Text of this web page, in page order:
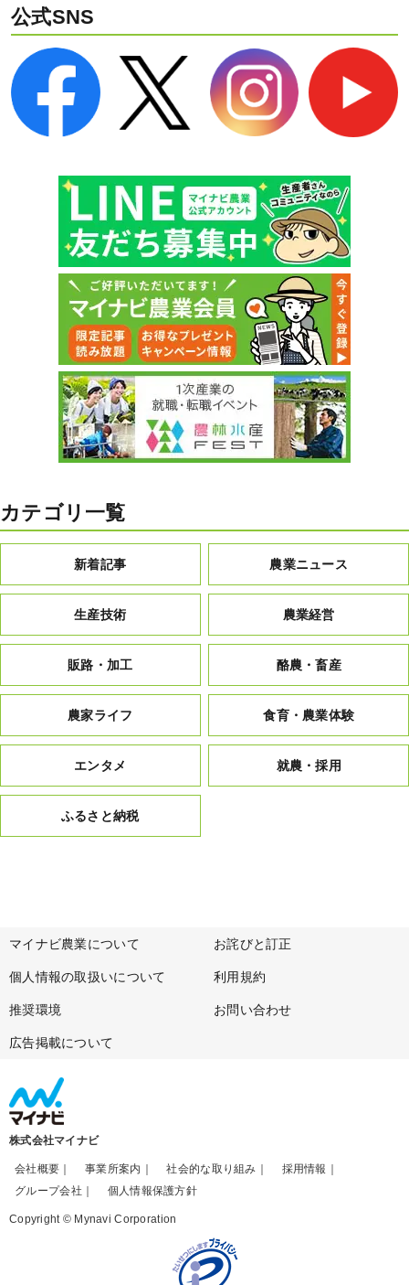
公式SNS
カテゴリ一覧
新着記事 農業ニュース
生産技術 農業経営
販路・加工 酪農・畜産
農家ライフ 食育・農業体験
エンタメ 就農・採用
ふるさと納税
マイナビ農業について お詫びと訂正
個人情報の取扱いについて 利用規約
推奨環境 お問い合わせ
広告掲載について
株式会社マイナビ
会社概要 事業所案内 社会的な取り組み
採用情報
グループ会社
個人情報保護方針
Copyright © Mynavi Corporation